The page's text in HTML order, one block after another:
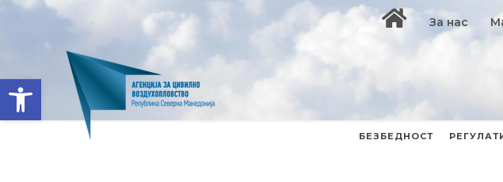
Open toolbar
За нас
БЕЗБЕДНОСТ